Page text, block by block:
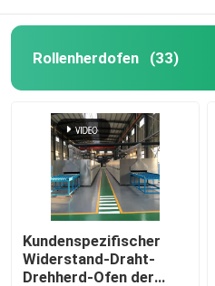
Haus
Produkte
Über uns
Rollenherdofen (33)
Kundenspezifischer
Widerstand-Draht-
Drehherd-Ofen der